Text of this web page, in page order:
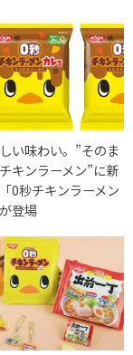
い味わい。”そのま
キンラーメン”に新
0秒チキンラーメン
登場